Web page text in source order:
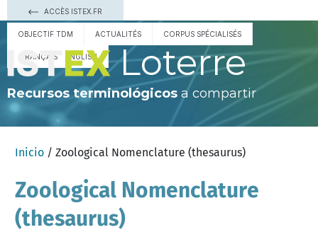
ACCÈS ISTEX.FR
OBJECTIF TDM ACTUALITÉS CORPUS SPÉCIALISÉS
FRANÇAIS ENGLISH Loterre
Recursos terminológicos a compartir
Inicio / Zoological Nomenclature (thesaurus)
Zoological Nomenclature
(thesaurus)